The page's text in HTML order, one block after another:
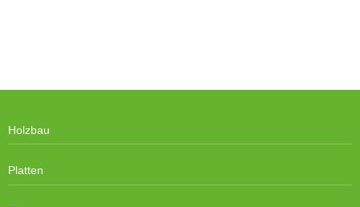
Holzbau
Platten